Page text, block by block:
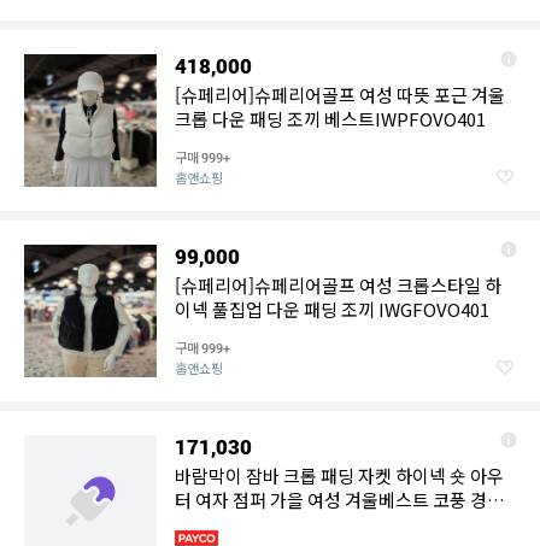
418,000
[슈페리어]슈페리어골프 여성 따뜻 포근 겨울
크롭 다운 패딩 조끼 베스트IWPFOVO401
구매999+
홈앤쇼핑
99,000
[슈페리어]슈페리어골프 여성 크롭스타일 하
이넥 풀집업 다운 패딩 조끼 IWGFOVO401
구매999+
홈앤쇼핑
171,030
바람막이 잠바 크롭 패딩 자켓 하이넥 숏 아우
터 여자 점퍼 가을 여성 겨울베스트 코풍 경량